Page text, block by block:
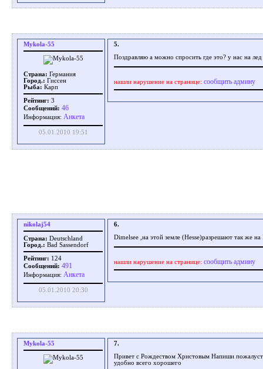
Mykola-55
Страна: Германия
Город.: Гиссен
Рыба: Карп
Рейтинг: 3
Сообщений: 46
Информация: Aнкета
05.01.2010 19:51
5.
Поздравляю а можно спросить где это? у нас на
нашли нарушение на странице: сообщить админу
nikolaj54
Страна: Deutschland
Город.: Bad Sassendorf
Рейтинг: 124
Сообщений: 491
Информация: Aнкета
05.01.2010 20:30
6.
Dimelsee ,на этой земле (Hesse)разрешают так же на
нашли нарушение на странице: сообщить админу
Mykola-55
7.
Привет с Рождеством Христовым Напиши
удобно всего хорошего